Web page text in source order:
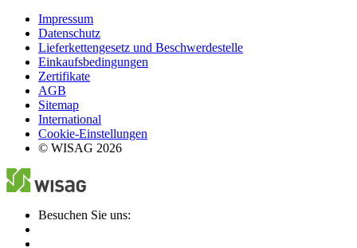
Impressum
Datenschutz
Lieferkettengesetz und Beschwerdestelle
Einkaufsbedingungen
Zertifikate
AGB
Sitemap
International
Cookie-Einstellungen
© WISAG 2026
Besuchen Sie uns: